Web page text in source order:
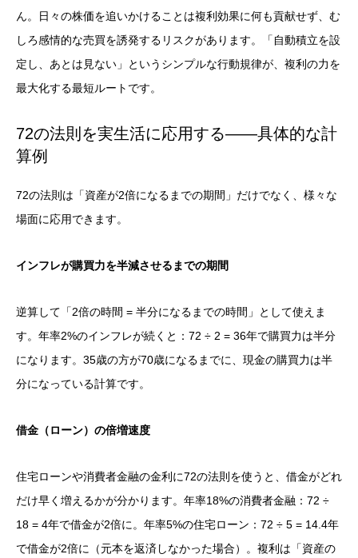
ん。日々の株価を追いかけることは複利効果に何も貢献せず、む
しろ感情的な売買を誘発するリスクがあります。「自動積立を設
定し、あとは見ない」というシンプルな行動規律が、複利の力を
最大化する最短ルートです。
72の法則を実生活に応用する——具体的な計
算例
72の法則は「資産が2倍になるまでの期間」だけでなく、様々な
場面に応用できます。
インフレが購買力を半減させるまでの期間
逆算して「2倍の時間 = 半分になるまでの時間」として使えま
す。年率2%のインフレが続くと：72 ÷ 2 = 36年で購買力は半分
になります。35歳の方が70歳になるまでに、現金の購買力は半
分になっている計算です。
借金（ローン）の倍増速度
住宅ローンや消費者金融の金利に72の法則を使うと、借金がどれ
だけ早く増えるかが分かります。年率18%の消費者金融：72 ÷
18 = 4年で借金が2倍に。年率5%の住宅ローン：72 ÷ 5 = 14.4年
で借金が2倍に（元本を返済しなかった場合）。複利は「資産の